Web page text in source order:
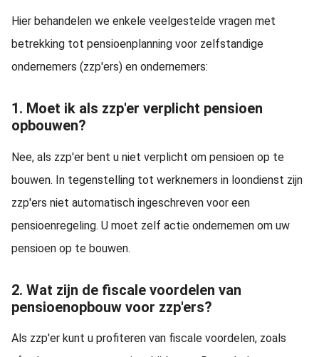
Hier behandelen we enkele veelgestelde vragen met
betrekking tot pensioenplanning voor zelfstandige
ondernemers (zzp'ers) en ondernemers:
1. Moet ik als zzp'er verplicht pensioen
opbouwen?
Nee, als zzp'er bent u niet verplicht om pensioen op te
bouwen. In tegenstelling tot werknemers in loondienst zijn
zzp'ers niet automatisch ingeschreven voor een
pensioenregeling. U moet zelf actie ondernemen om uw
pensioen op te bouwen.
2. Wat zijn de fiscale voordelen van
pensioenopbouw voor zzp'ers?
Als zzp'er kunt u profiteren van fiscale voordelen, zoals